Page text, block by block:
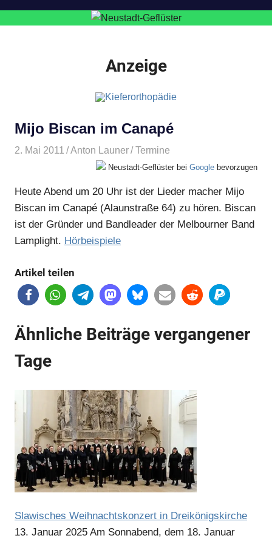
Anzeige
Mijo Biscan im Canapé
2. Mai 2011 Anton Launer Termine
Neustadt-Geflüster bei Google bevorzugen
Heute Abend um 20 Uhr ist der Lieder macher Mijo
Biscan im Canapé (Alaunstraße 64) zu hören. Biscan
ist der Gründer und Bandleader der Melbourner Band
Lamplight. Hörbeispiele
Artikel teilen
Ähnliche Beiträge vergangener
Tage
Slawisches Weihnachtskonzert in Dreikönigskirche
13. Januar 2025 Am Sonnabend, dem 18. Januar